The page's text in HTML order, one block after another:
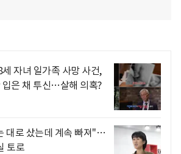
자녀 일가족 사망 사건,
입은 채 투신…살해 의혹?
대로 샀는데 계속 빠져"…
토로